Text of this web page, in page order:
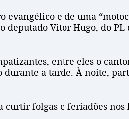
e de uma
deputado Vitor Hugo, do
entre eles o
a tarde. À noite,
curtir folgas e feriadões